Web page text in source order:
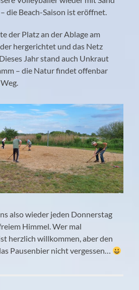
die Beach-Saison ist eröffnet.
der Platz an der Ablage am
hergerichtet und das Netz
Jahr stand auch Unkraut
– die Natur findet offenbar
also wieder jeden Donnerstag
Himmel. Wer mal
herzlich willkommen, aber den
Pausenbier nicht vergessen…